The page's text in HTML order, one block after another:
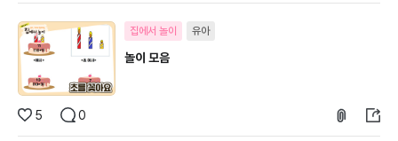
집에서 놀이 유아
놀이 모음
5 0